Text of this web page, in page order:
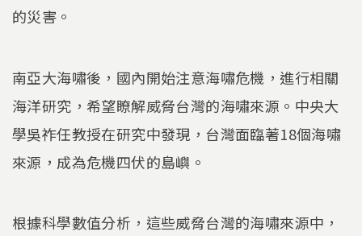
的災害。
南亞大海嘯後，國內開始注意海嘯危機，進行相關
海洋研究，希望瞭解威脅台灣的海嘯來源。中央大
學吳祚任教授在研究中發現，台灣面臨著18個海嘯
來源，成為危機四伏的島嶼。
根據科學數值分析，這些威脅台灣的海嘯來源中，